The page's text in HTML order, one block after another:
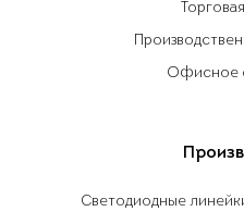
Офисное
Светодиодные